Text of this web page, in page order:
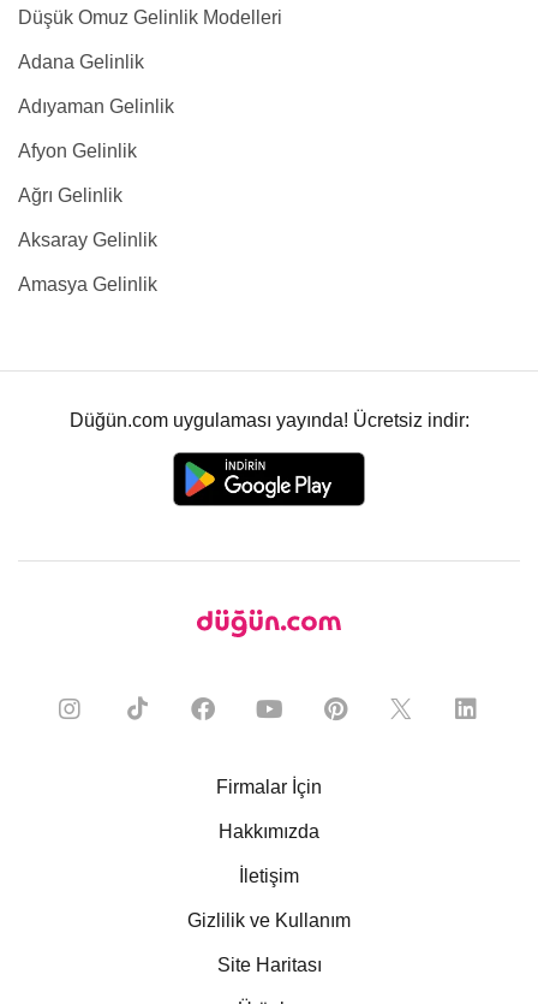
Düşük Omuz Gelinlik Modelleri
Adana Gelinlik
Adıyaman Gelinlik
Afyon Gelinlik
Ağrı Gelinlik
Aksaray Gelinlik
Amasya Gelinlik
Düğün.com uygulaması yayında! Ücretsiz indir:
Firmalar İçin
Hakkımızda
İletişim
Gizlilik ve Kullanım
Site Haritası